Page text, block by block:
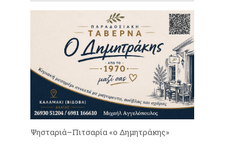
Ψησταριά–Πιτσαρία «ο Δημητράκης»